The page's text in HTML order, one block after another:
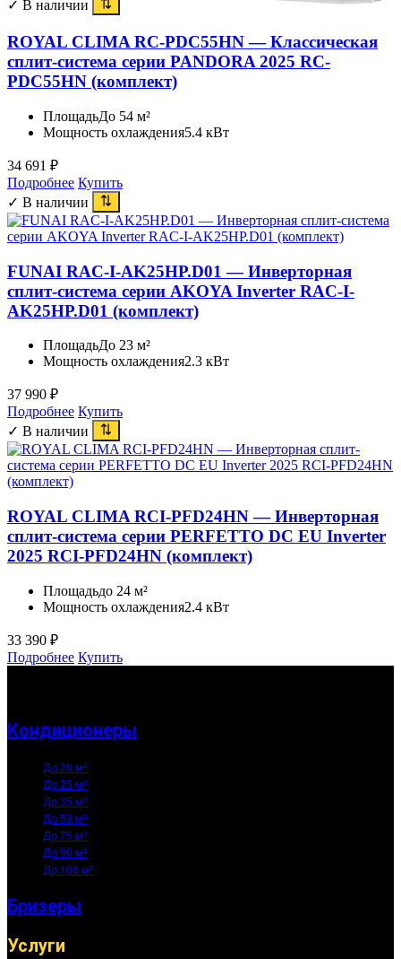
✓ В наличии
ROYAL CLIMA RC-PDC55HN — Классическая
сплит-система серии PANDORA 2025 RC-
PDC55HN (комплект)
ПлощадьДо 54 м²
Мощность охлаждения5.4 кВт
34 691 ₽
Подробнее Купить
✓ В наличии
FUNAI RAC-I-AK25HP.D01 — Инверторная
сплит-система серии AKOYA Inverter RAC-I-
AK25HP.D01 (комплект)
ПлощадьДо 23 м²
Мощность охлаждения2.3 кВт
37 990 ₽
Подробнее Купить
✓ В наличии
ROYAL CLIMA RCI-PFD24HN — Инверторная
сплит-система серии PERFETTO DC EU Inverter
2025 RCI-PFD24HN (комплект)
Площадьдо 24 м²
Мощность охлаждения2.4 кВт
33 390 ₽
Подробнее Купить
Кондиционеры
До 20 м²
До 25 м²
До 35 м²
До 53 м²
До 75 м²
До 90 м²
До 108 м²
Бризеры
Услуги